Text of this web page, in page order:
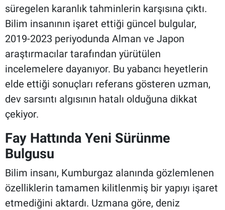
süregelen karanlık tahminlerin karşısına çıktı.
Bilim insanının işaret ettiği güncel bulgular,
2019-2023 periyodunda Alman ve Japon
araştırmacılar tarafından yürütülen
incelemelere dayanıyor. Bu yabancı heyetlerin
elde ettiği sonuçları referans gösteren uzman,
dev sarsıntı algısının hatalı olduğuna dikkat
çekiyor.
Fay Hattında Yeni Sürünme
Bulgusu
Bilim insanı, Kumburgaz alanında gözlemlenen
özelliklerin tamamen kilitlenmiş bir yapıyı işaret
etmediğini aktardı. Uzmana göre, deniz